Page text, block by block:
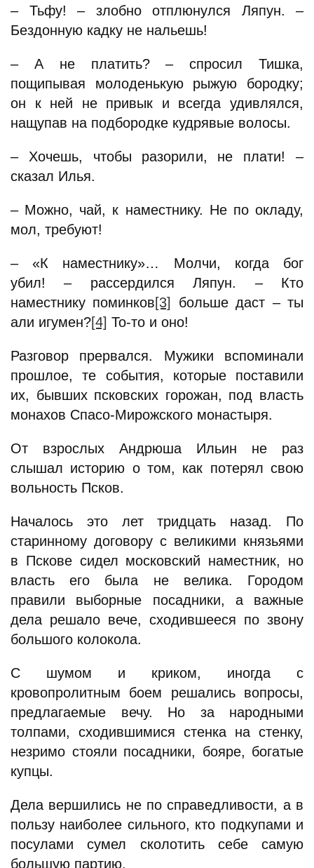
– Тьфу! – злобно отплюнулся Ляпун. –
Бездонную кадку не нальешь!
– А не платить? – спросил Тишка,
пощипывая молоденькую рыжую бородку;
он к ней не привык и всегда удивлялся,
нащупав на подбородке кудрявые волосы.
– Хочешь, чтобы разорили, не плати! –
сказал Илья.
– Можно, чай, к наместнику. Не по окладу,
мол, требуют!
– «К наместнику»… Молчи, когда бог
убил! – рассердился Ляпун. – Кто
наместнику поминков[3]
больше даст – ты
али игумен?[4] То-то и оно!
Разговор прервался. Мужики вспоминали
прошлое, те события, которые поставили
их, бывших псковских горожан, под власть
монахов Спасо-Мирожского монастыря.
От взрослых Андрюша Ильин не раз
слышал историю о том, как потерял свою
вольность Псков.
Началось это лет тридцать назад. По
старинному договору с великими князьями
в Пскове сидел московский наместник, но
власть его была не велика. Городом
правили выборные посадники, а важные
дела решало вече, сходившееся по звону
большого колокола.
С шумом и криком, иногда с
кровопролитным боем решались вопросы,
предлагаемые вечу. Но за народными
толпами, сходившимися стенка на стенку,
незримо стояли посадники, бояре, богатые
купцы.
Дела вершились не по справедливости, а в
пользу наиболее сильного, кто подкупами и
посулами сумел сколотить себе самую
большую партию.